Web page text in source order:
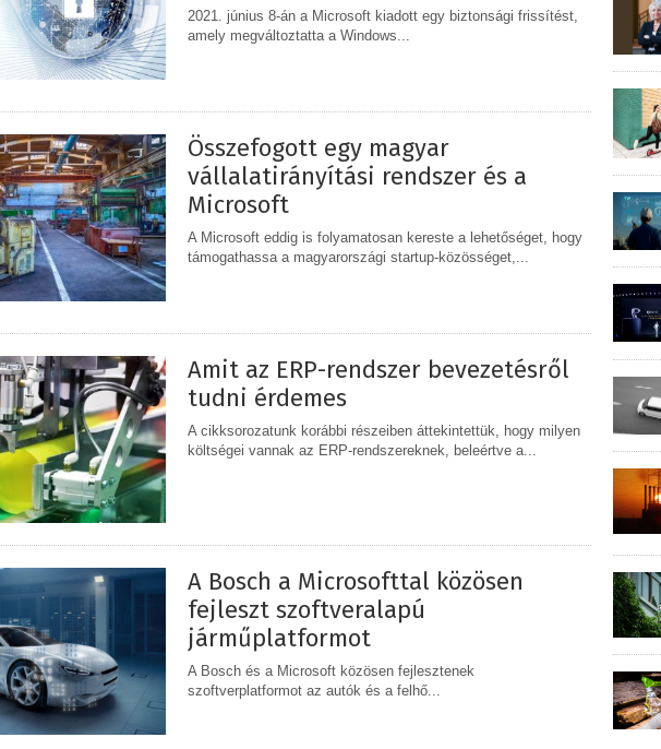
2021. június 8-án a Microsoft kiadott egy biztonsági frissítést,
amely megváltoztatta a Windows...
Összefogott egy magyar
vállalatirányítási rendszer és a
Microsoft
A Microsoft eddig is folyamatosan kereste a lehetőséget, hogy
támogathassa a magyarországi startup-közösséget,...
Amit az ERP-rendszer bevezetésről
tudni érdemes
A cikksorozatunk korábbi részeiben áttekintettük, hogy milyen
költségei vannak az ERP-rendszereknek, beleértve a...
A Bosch a Microsofttal közösen
fejleszt szoftveralapú
járműplatformot
A Bosch és a Microsoft közösen fejlesztenek
szoftverplatformot az autók és a felhő...